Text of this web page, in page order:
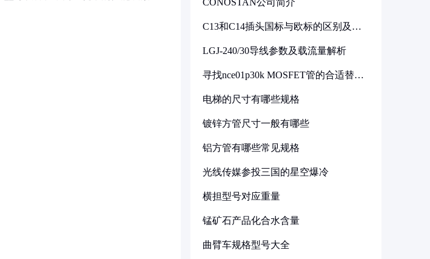
CONOSTAN公司简介
C13和C14插头国标与欧标的区别及其
LGJ-240/30导线参数及载流量解析
寻找nce01p30k MOSFET管的合适替代
电梯的尺寸有哪些规格
镀锌方管尺寸一般有哪些
铝方管有哪些常见规格
光线传媒参投三国的星空爆冷
横担型号对应重量
锰矿石产品化合水含量
曲臂车规格型号大全